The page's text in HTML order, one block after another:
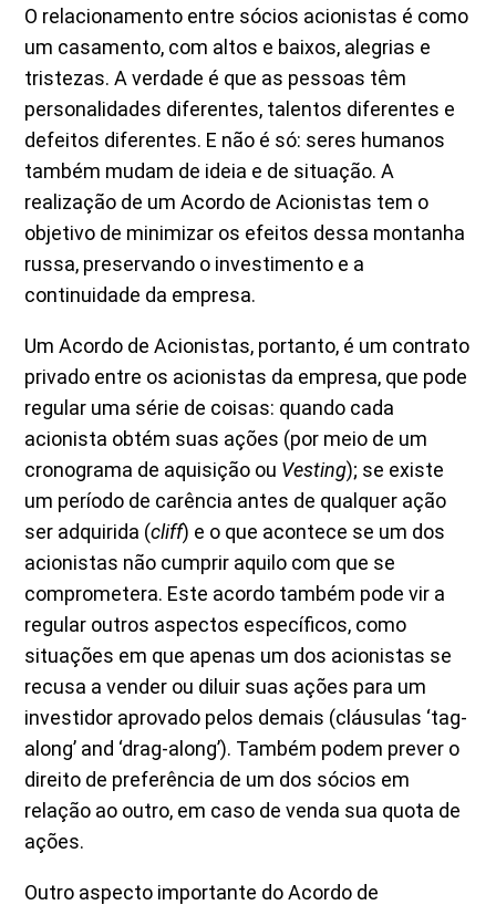
O relacionamento entre sócios acionistas é como
um casamento, com altos e baixos, alegrias e
tristezas. A verdade é que as pessoas têm
personalidades diferentes, talentos diferentes e
defeitos diferentes. E não é só: seres humanos
também mudam de ideia e de situação. A
realização de um Acordo de Acionistas tem o
objetivo de minimizar os efeitos dessa montanha
russa, preservando o investimento e a
continuidade da empresa.
Um Acordo de Acionistas, portanto, é um contrato
privado entre os acionistas da empresa, que pode
regular uma série de coisas: quando cada
acionista obtém suas ações (por meio de um
cronograma de aquisição ou Vesting); se existe
um período de carência antes de qualquer ação
ser adquirida (cliff) e o que acontece se um dos
acionistas não cumprir aquilo com que se
comprometera. Este acordo também pode vir a
regular outros aspectos específicos, como
situações em que apenas um dos acionistas se
recusa a vender ou diluir suas ações para um
investidor aprovado pelos demais (cláusulas ‘tag-
along’ and ‘drag-along’). Também podem prever o
direito de preferência de um dos sócios em
relação ao outro, em caso de venda sua quota de
ações.
Outro aspecto importante do Acordo de